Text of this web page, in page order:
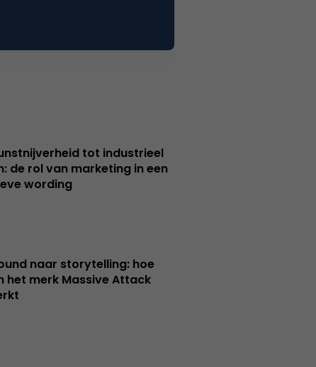
tot industrieel
de rol van marketing in een
wording
naar storytelling: hoe
het merk Massive Attack